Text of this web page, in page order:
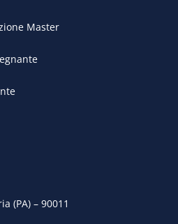
e
t
Master
(PA) – 90011